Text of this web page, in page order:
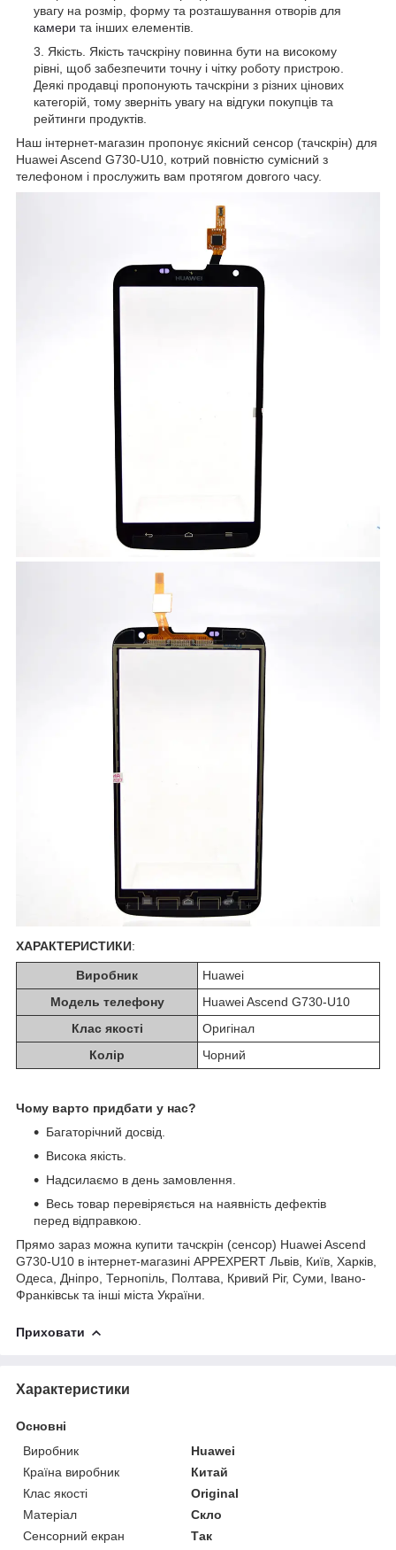
увагу на розмір, форму та розташування отворів для
камери та інших елементів.
Якість. Якість тачскріну повинна бути на високому
рівні, щоб забезпечити точну і чітку роботу пристрою.
Деякі продавці пропонують тачскріни з різних цінових
категорій, тому зверніть увагу на відгуки покупців та
рейтинги продуктів.
Наш інтернет-магазин пропонує якісний сенсор (тачскрін) для
Huawei Ascend G730-U10, котрий повністю сумісний з
телефоном і прослужить вам протягом довгого часу.
ХАРАКТЕРИСТИКИ:
Виробник
Huawei
Модель телефону
Huawei Ascend G730-U10
Клас якості
Оригінал
Колір
Чорний
Чому варто придбати у нас?
Багаторічний досвід.
Висока якість.
Надсилаємо в день замовлення.
Весь товар перевіряється на наявність дефектів
перед відправкою.
Прямо зараз можна купити тачскрін (сенсор) Huawei Ascend
G730-U10 в інтернет-магазині APPEXPERT Львів, Київ, Харків,
Одеса, Дніпро, Тернопіль, Полтава, Кривий Ріг, Суми, Івано-
Франківськ та інші міста України.
Приховати
Характеристики
Основні
Виробник
Huawei
Країна виробник
Китай
Клас якості
Original
Матеріал
Скло
Сенсорний екран
Так